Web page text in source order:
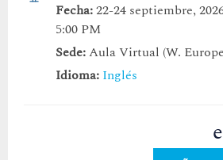
Fecha:22-24 septiembre,
5:00 PM
Sede:Aula Virtual (W.
Idioma: Inglés